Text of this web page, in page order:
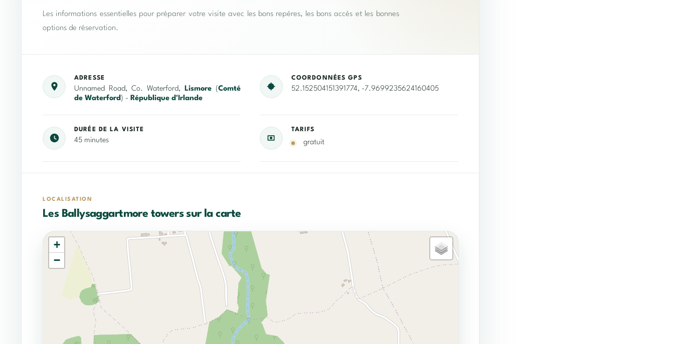
Les informations essentielles pour préparer votre visite avec les bons repères, les bons accès et les bonnes
options de réservation.
ADRESSE
Unnamed Road, Co. Waterford, Lismore(Comté
de Waterford ) - République d'Irlande
COORDONNÉES GPS
52.152504151391774, -7.9699235624160405
DURÉE DE LA VISITE
45 minutes
TARIFS
gratuit
LOCALISATION
Les Ballysaggartmore towers sur la carte
+
−